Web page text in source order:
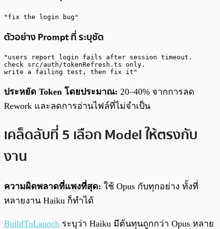
"fix the login bug"
ตัวอย่าง Prompt ที่ ระบุชัด
"users report login fails after session timeout.
check src/auth/tokenRefresh.ts only.
write a failing test, then fix it"
ประหยัด Token โดยประมาณ: 20–40% จากการลด
Rework และลดการอ่านไฟล์ที่ไม่จำเป็น
เคล็ดลับที่ 5 เลือก Model ให้ตรงกับ
งาน
ความผิดพลาดที่แพงที่สุด: ใช้ Opus กับทุกอย่าง ทั้งที่
หลายงาน Haiku ก็ทำได้
BuildToLaunch ระบุว่า Haiku มีต้นทุนถูกกว่า Opus หลาย